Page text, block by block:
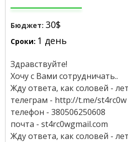
Бюджет: 30$
Сроки: 1 день
Здравствуйте!
Хочу с Вами сотрудничать..
Жду ответа, как соловей -
телеграм - http://t.me/
телефон - 380506250608
почта - st4rc0wgmail.com
Жду ответа, как соловей -